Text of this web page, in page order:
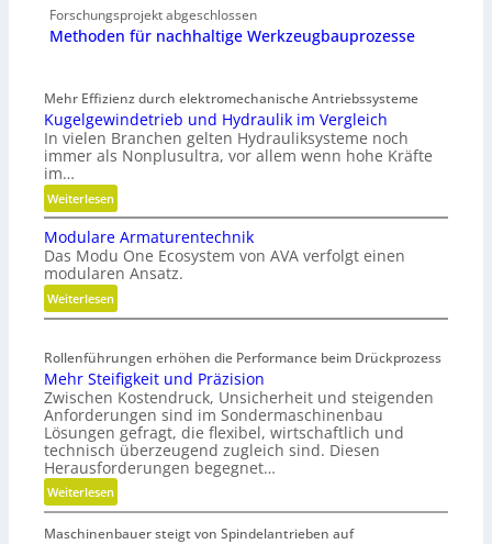
Forschungsprojekt abgeschlossen
Methoden für nachhaltige Werkzeugbauprozesse
Mehr Effizienz durch elektromechanische Antriebssysteme
Kugelgewindetrieb und Hydraulik im Vergleich
In vielen Branchen gelten Hydrauliksysteme noch
immer als Nonplusultra, vor allem wenn hohe Kräfte
im…
Weiterlesen:
K
u
g
e
l
g
w
i
n
d
e
t
r
i
e
Modulare Armaturentechnik
Das Modu One Ecosystem von AVA verfolgt einen
modularen Ansatz.
Weiterlesen:
M
d
u
a
r
e
A
r
m
Rollenführungen erhöhen die Performance beim Drückprozess
Mehr Steifigkeit und Präzision
Zwischen Kostendruck, Unsicherheit und steigenden
Anforderungen sind im Sondermaschinenbau
Lösungen gefragt, die flexibel, wirtschaftlich und
technisch überzeugend zugleich sind. Diesen
Herausforderungen begegnet…
Weiterlesen:
M
e
Maschinenbauer steigt von Spindelantrieben auf